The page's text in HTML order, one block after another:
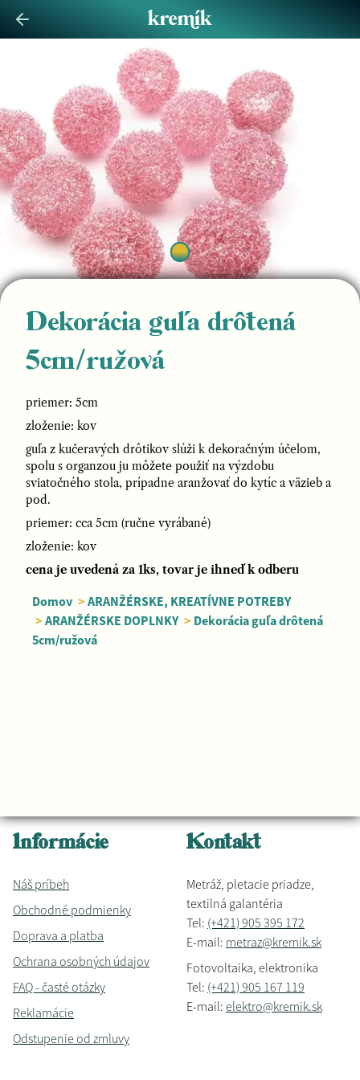
Dekorácia guľa drôtená
5cm/ružová
priemer: 5cm
zloženie: kov
guľa z kučeravých drôtikov slúži k dekoračným účelom,
spolu s organzou ju môžete použiť na výzdobu
sviatočného stola, prípadne aranžovať do kytíc a väzieb a
pod.
priemer: cca 5cm (ručne vyrábané)
zloženie: kov
cena je uvedená za 1ks, tovar je ihneď k odberu
Domov > ARANŽÉRSKE, KREATÍVNE POTREBY
> ARANŽÉRSKE DOPLNKY > Dekorácia guľa drôtená
5cm/ružová
Informácie
Náš príbeh
Obchodné podmienky
Doprava a platba
Ochrana osobných údajov
FAQ - časté otázky
Reklamácie
Odstupenie od zmluvy
Kontakt
Metráž, pletacie priadze,
textilná galantéria
Tel: (+421) 905 395 172
E-mail: metraz@kremik.sk
Fotovoltaika, elektronika
Tel: (+421) 905 167 119
E-mail: elektro@kremik.sk